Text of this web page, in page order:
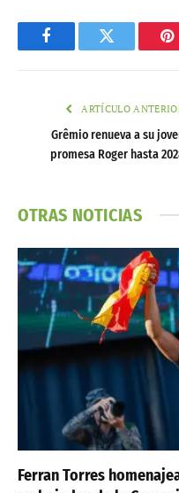
FacebookTwitter
ARTÍCULO
Grêmio renueva a su
promesa Roger hasta
OTRAS NOTICIAS
Ferran Torres